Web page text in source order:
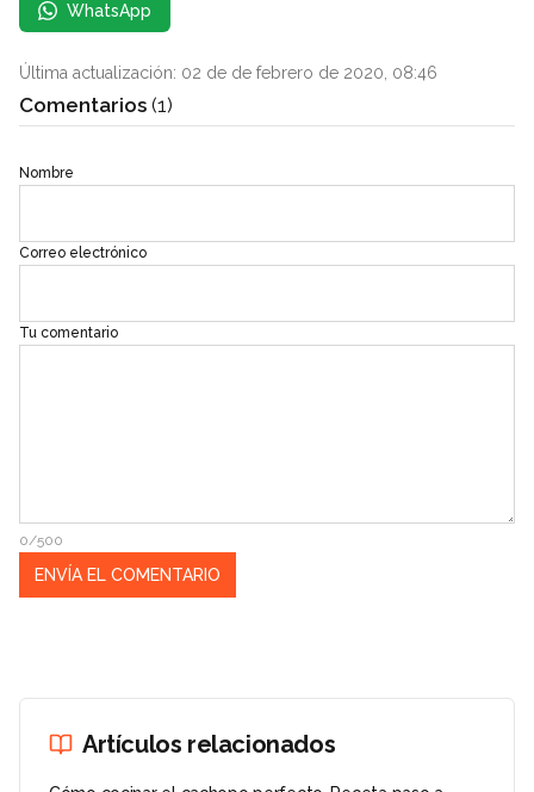
WhatsApp
Última actualización: 02 de de febrero de 2020, 08:46
Comentarios (1)
Nombre
Correo electrónico
Tu comentario
0/500
Artículos relacionados